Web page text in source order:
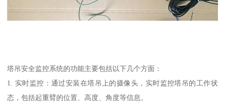
塔吊安全监控系统的功能主要包括以下几个方面：
1. 实时监控：通过安装在塔吊上的摄像头，实时监控塔吊的工作状
态，包括起重臂的位置、高度、角度等信息。